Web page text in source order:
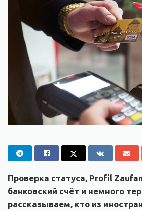
Проверка статуса, Profil
банковский счёт и немного
рассказываем, кто из